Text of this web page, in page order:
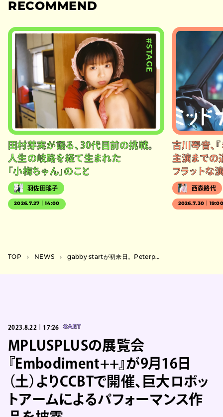
RECOMMEND
#STAGE
田村芽実が語る、30代目前の挑戦。
人生の岐路を経て生まれた
「小梅ちゃん」のこと
羽佐田瑤子
2026.7.27｜14:00
古川琴音、
主演までの
フラットな
西森路代
2026.7.30｜
TOP NEWS gabby startが初来日。Peterparker69、PAS TASTAと共に3マン公演開催
2023.8.22｜17:26 #ART
MPLUSPLUSの展覧会
『Embodiment++』が9月16日
（土）よりCCBTで開催、巨大ロボッ
トアームによるパフォーマンス作